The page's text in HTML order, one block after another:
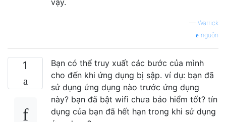
— Warrick
nguồn
1
Bạn có thể truy xuất các bước của mình
cho đến khi ứng dụng bị sập. ví dụ: bạn đã
sử dụng ứng dụng nào trước ứng dụng
này? bạn đã bật wifi chưa bảo hiểm tốt? tín
dụng của bạn đã hết hạn trong khi sử dụng